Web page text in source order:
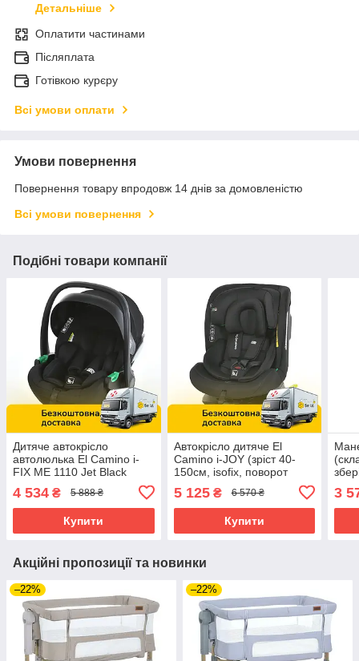
Детальніше
Оплатити частинами
Післяплата
Готівкою курєру
Всі умови оплати
Умови повернення
Повернення товару впродовж 14 днів за домовленістю
Всі умови повернення
Подібні товари компанії
Дитяче автокрісло
автолюлька El Camino i-
FIX ME 1110 Jet Black
4 534 ₴ 5 888 ₴
Купити
Автокрісло дитяче El
Camino i-JOY (зріст 40-
150см, isofix, поворот
Чорне
5 125₴ 6 570 ₴
Купити
3
Акційні пропозиції та новинки
–22% –22%